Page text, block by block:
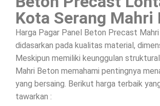
Kota Serang Mahri
Harga Pagar Panel Beton Precast
didasarkan pada kualitas material,
Meskipun memiliki keunggulan
Mahri Beton memahami pentingnya
yang bersaing. Berikut harga terbaik
tawarkan :